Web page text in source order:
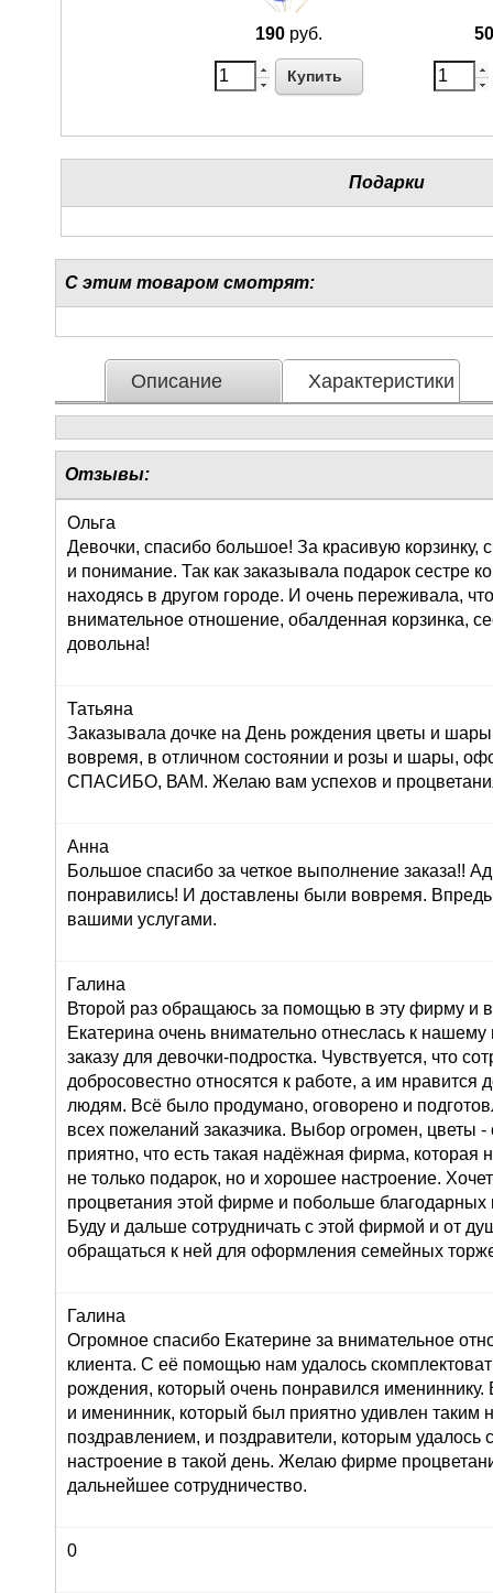
190 руб.
Купить
Подарки
С этим товаром смотрят:
Описание Характеристики
Отзывы:
Ольга
Девочки, спасибо большое! За красивую корзинку,
и понимание. Так как заказывала подарок сестре
находясь в другом городе. И очень переживала,
внимательное отношение, обалденная корзинка,
довольна!
Татьяна
Заказывала дочке на День рождения цветы и
вовремя, в отличном состоянии и розы и шары,
СПАСИБО, ВАМ. Желаю вам успехов и
Анна
Большое спасибо за четкое выполнение заказа!!
понравились! И доставлены были вовремя. Впредь
вашими услугами.
Галина
Второй раз обращаюсь за помощью в эту фирму и
Екатерина очень внимательно отнеслась к
заказу для девочки-подростка. Чувствуется, что
добросовестно относятся к работе, а им нравится
людям. Всё было продумано, оговорено и
всех пожеланий заказчика. Выбор огромен, цветы
приятно, что есть такая надёжная фирма, которая
не только подарок, но и хорошее настроение.
процветания этой фирме и побольше благодарных
Буду и дальше сотрудничать с этой фирмой и от
обращаться к ней для оформления семейных
Галина
Огромное спасибо Екатерине за внимательное
клиента. С её помощью нам удалось
рождения, который очень понравился имениннику.
и именинник, который был приятно удивлен таким
поздравлением, и поздравители, которым удалось
настроение в такой день. Желаю фирме
дальнейшее сотрудничество.
0